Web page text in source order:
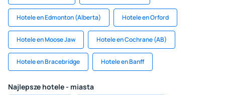
Hotele en Edmonton (Alberta) Hotele en Orford
Hotele en Moose Jaw Hotele en Cochrane (AB)
Hotele en Bracebridge Hotele en Banff
Najlepsze hotele - miasta